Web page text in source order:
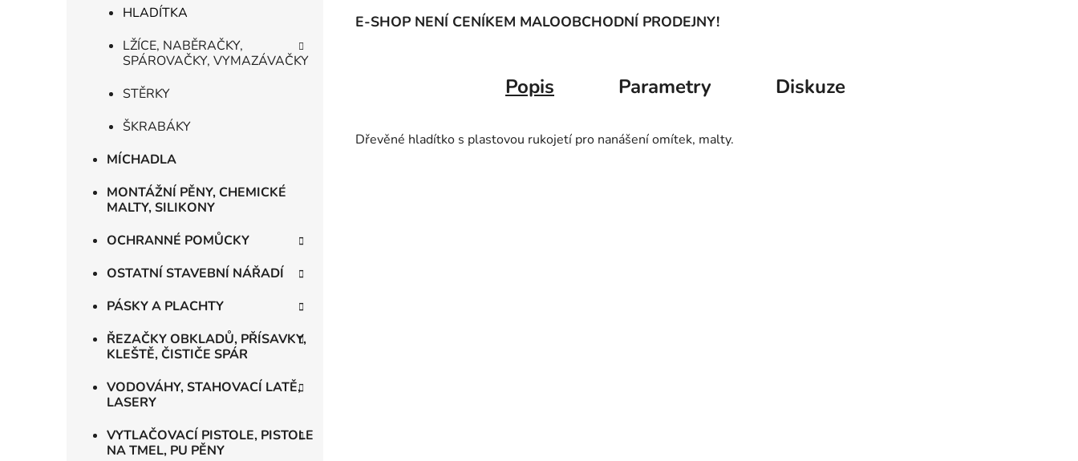
HLADÍTKA
LŽÍCE, NABĚRAČKY,
SPÁROVAČKY, VYMAZÁVAČKY
STĚRKY
ŠKRABÁKY
MÍCHADLA
MONTÁŽNÍ PĚNY, CHEMICKÉ
MALTY, SILIKONY
OCHRANNÉ POMŮCKY
OSTATNÍ STAVEBNÍ NÁŘADÍ
PÁSKY A PLACHTY
ŘEZAČKY OBKLADŮ, PŘÍSAVKY,
KLEŠTĚ, ČISTIČE SPÁR
VODOVÁHY, STAHOVACÍ LATĚ,
LASERY
VYTLAČOVACÍ PISTOLE, PISTOLE
NA TMEL, PU PĚNY
E-SHOP NENÍ CENÍKEM MALOOBCHODNÍ PRODEJNY!
Popis Parametry Diskuze
Dřevěné hladítko s plastovou rukojetí pro nanášení omítek, malty.